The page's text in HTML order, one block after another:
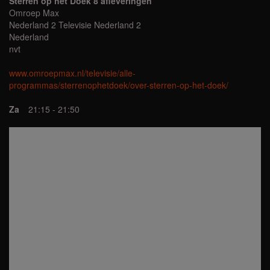
Omroep Max
Nederland 2 Televisie Nederland 2
Nederland
nvt
www.omroepmax.nl/televisie/alle-
programmas/sterrenophetdoek/over-sterren-op-het-doek/
Za
21:15 - 21:50